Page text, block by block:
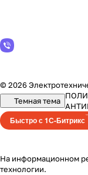
© 2026
Темная тема
Быстро с 1С-Битрикс
На информационном
технологии.